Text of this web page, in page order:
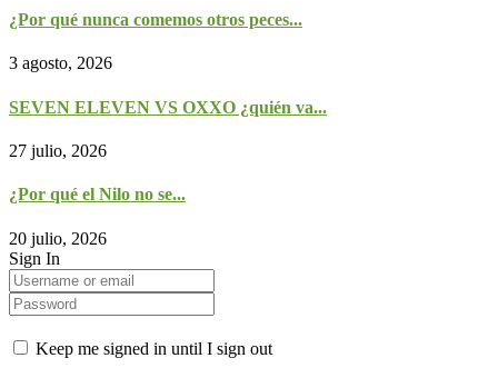
¿Por qué nunca comemos otros peces...
3 agosto, 2026
SEVEN ELEVEN VS OXXO ¿quién va...
27 julio, 2026
¿Por qué el Nilo no se...
20 julio, 2026
Sign In
Keep me signed in until I sign out